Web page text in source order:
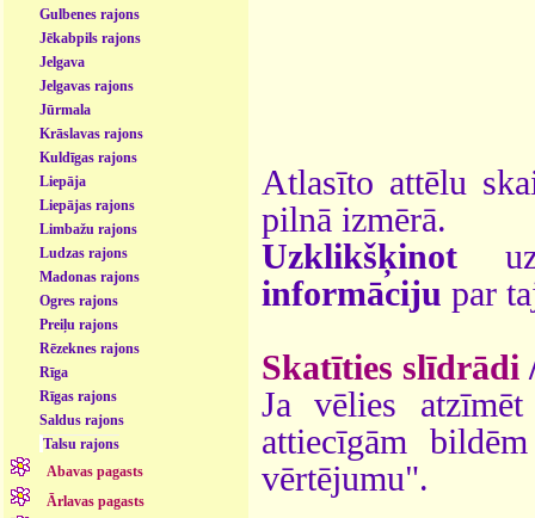
Gulbenes rajons
Jēkabpils rajons
Jelgava
Jelgavas rajons
Jūrmala
Krāslavas rajons
Kuldīgas rajons
Liepāja
Liepājas rajons
Limbažu rajons
Ludzas rajons
Madonas rajons
Ogres rajons
Preiļu rajons
Rēzeknes rajons
Rīga
Rīgas rajons
Saldus rajons
Talsu rajons
Abavas pagasts
Ārlavas pagasts
Atlasīto attēlu
pilnā izmērā.
Uzklikšķinot
informāciju par
Skatīties slīdrādi
Ja vēlies
attiecīgām
vērtējumu".